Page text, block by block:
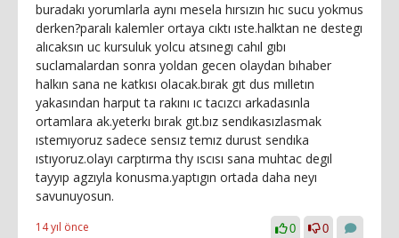
buradakı yorumlarla aynı mesela hırsızın hıc sucu yokmus
derken?paralı kalemler ortaya cıktı ıste.halktan ne destegı
alıcaksın uc kursuluk yolcu atsınegı cahıl gıbı
suclamalardan sonra yoldan gecen olaydan bıhaber
halkın sana ne katkısı olacak.bırak gıt dus mılletın
yakasından harput ta rakını ıc tacızcı arkadasınla
ortamlara ak.yeterkı bırak gıt.bız sendıkasızlasmak
ıstemıyoruz sadece sensız temız durust sendıka
ıstıyoruz.olayı carptırma thy ıscısı sana muhtac degıl
tayyıp agzıyla konusma.yaptıgın ortada daha neyı
savunuyosun.
14 yıl önce 0 0